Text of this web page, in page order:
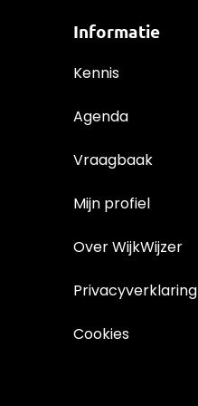
Informatie
Kennis
Agenda
Vraagbaak
Mijn profiel
Over WijkWijzer
Privacyverklaring
Cookies